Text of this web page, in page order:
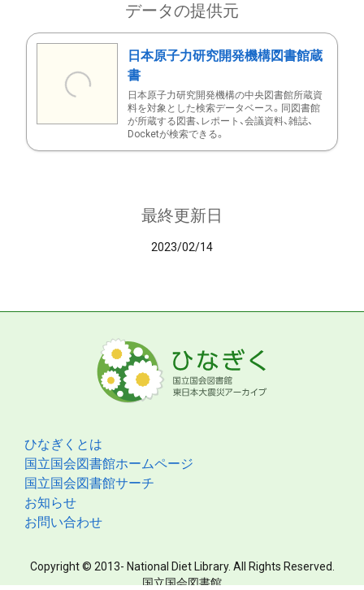
データの提供元
日本原子力研究開発機構図書館蔵
書
日本原子力研究開発機構の中央図書館所蔵資
料を対象とした検索データベース。同図書館
が所蔵する図書、レポート、会議資料、雑誌、
Docketが検索できる。
最終更新日
2023/02/14
ひなぎくとは
国立国会図書館ホームページ
国立国会図書館サーチ
お知らせ
お問い合わせ
Copyright © 2013- National Diet Library. All Rights Reserved.